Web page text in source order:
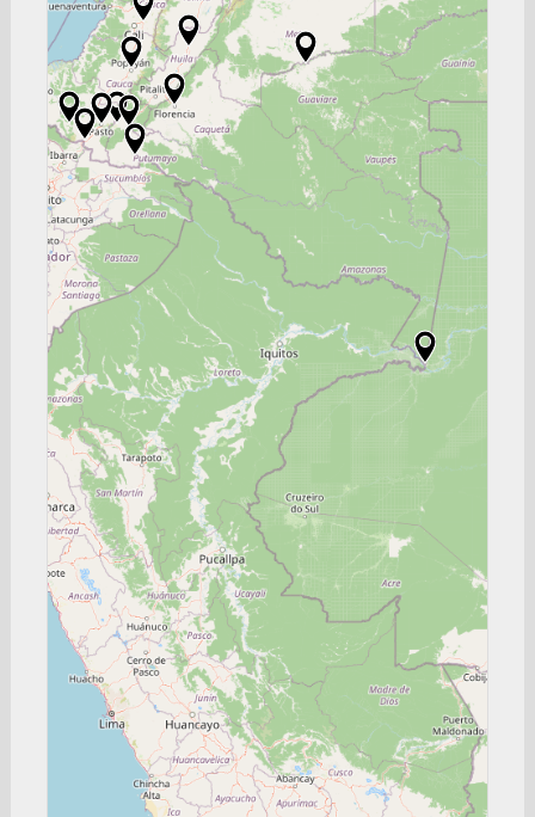
Berlín
Consulado General de Colombia en Buenos Aires
Buenos Aires
Consulado General de Colombia en Mexico
Ciudad de México
Consulado General de Colombia en Turquía
Estambul
Consulado General de Colombia en Guayaquil
Guayaquil
Consulado General de Colombia en Bolivia
La Paz
Consulado General de Colombia en Las Palmas de
Gran Canaria
Las Palmas de Gran Canaria
Consulado General de Colombia en Londres
Londres
Consulado General de Colombia en Los Angeles
Los Ángeles
Consulado General de Colombia en Nicaragua
Managua